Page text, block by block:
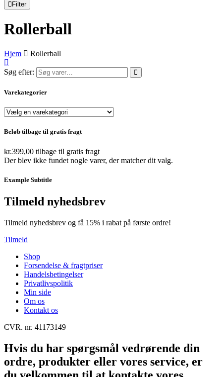
Filter
Rollerball
Hjem Rollerball
Søg efter:
Varekategorier
Beløb tilbage til gratis fragt
kr.399,00 tilbage til gratis fragt
Der blev ikke fundet nogle varer, der matcher dit valg.
Example Subtitle
Tilmeld nyhedsbrev
Tilmeld nyhedsbrev og få 15% i rabat på første ordre!
Tilmeld
Shop
Forsendelse & fragtpriser
Handelsbetingelser
Privatlivspolitik
Min side
Om os
Kontakt os
CVR. nr. 41173149
Hvis du har spørgsmål vedrørende din
ordre, produkter eller vores service, er